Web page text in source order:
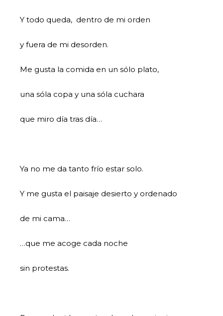
Y todo queda, dentro de mi orden
y fuera de mi desorden.
Me gusta la comida en un sólo plato,
una sóla copa y una sóla cuchara
que miro día tras día…
Ya no me da tanto frío estar solo.
Y me gusta el paisaje desierto y ordenado
de mi cama…
…que me acoge cada noche
sin protestas.